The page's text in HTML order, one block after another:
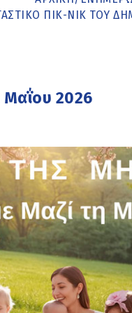
ΠΙΚ-ΝΙΚ ΤΟΥ
Μαΐου 2026